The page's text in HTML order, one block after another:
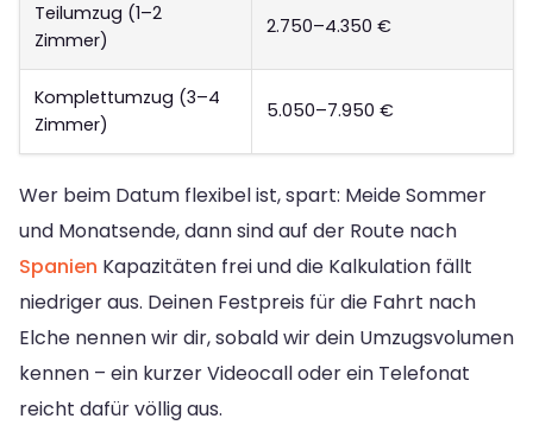
Teilumzug (1–2
Zimmer)
2.750–4.350 €
Komplettumzug (3–4
Zimmer)
5.050–7.950 €
Wer beim Datum flexibel ist, spart: Meide Sommer
und Monatsende, dann sind auf der Route nach
Spanien Kapazitäten frei und die Kalkulation fällt
niedriger aus. Deinen Festpreis für die Fahrt nach
Elche nennen wir dir, sobald wir dein Umzugsvolumen
kennen – ein kurzer Videocall oder ein Telefonat
reicht dafür völlig aus.